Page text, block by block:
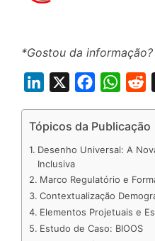
*Gostou da
n
e
d
I
n
c
o
o
W
a
A
p
p
d
t
Tópicos da Publicação
Desenho Universal: A
Inclusiva
Marco Regulatório e
Contextualização
Elementos Projetuais e
Estudo de Caso: BIOOS